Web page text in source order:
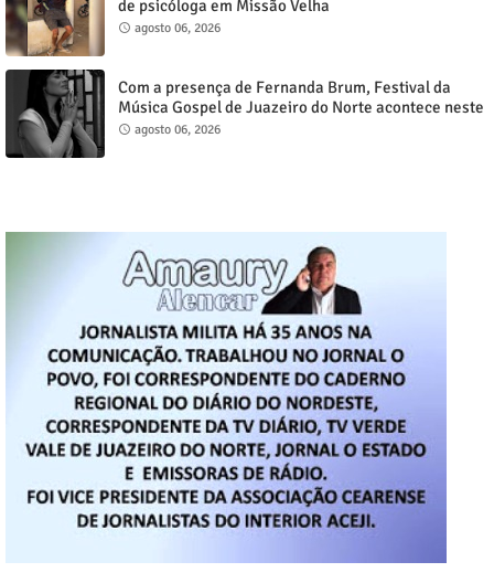
de psicóloga em Missão Velha
agosto 06, 2026
Com a presença de Fernanda Brum, Festival da
Música Gospel de Juazeiro do Norte acontece neste
sábado, 8
agosto 06, 2026